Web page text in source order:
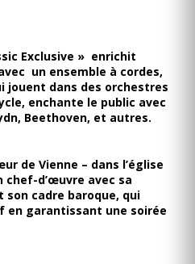
Exclusive » enrichit
un ensemble à cordes,
jouent dans des orchestres
enchante le public avec
Beethoven, et autres.
de Vienne – dans l’église
chef-d’œuvre avec sa
cadre baroque, qui
en garantissant une soirée